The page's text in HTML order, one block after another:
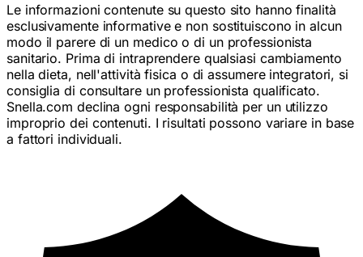
Le informazioni contenute su questo sito hanno finalità
esclusivamente informative e non sostituiscono in alcun
modo il parere di un medico o di un professionista
sanitario. Prima di intraprendere qualsiasi cambiamento
nella dieta, nell'attività fisica o di assumere integratori, si
consiglia di consultare un professionista qualificato.
Snella.com declina ogni responsabilità per un utilizzo
improprio dei contenuti. I risultati possono variare in base
a fattori individuali.